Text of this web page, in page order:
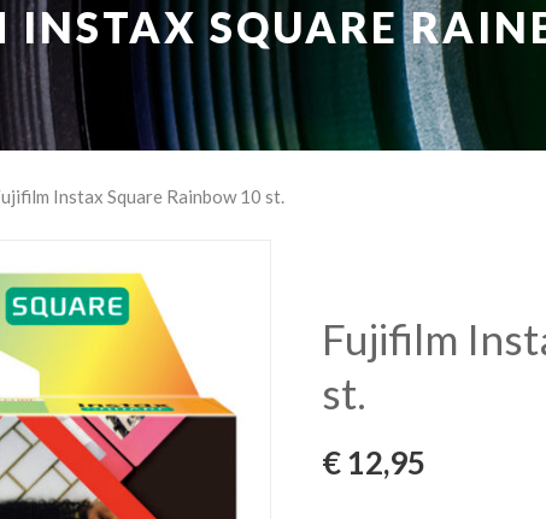
INSTAX SQUARE
Instax Square Rainbow 10 st.
Fujifilm
st.
€ 12,95